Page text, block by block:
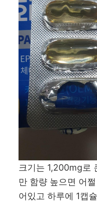
크기는 1,200mg로
만 함량 높으면 어
어있고 하루에 1캡